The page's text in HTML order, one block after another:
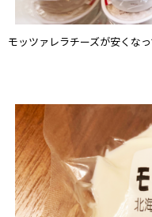
モッツァレラチーズが安くな